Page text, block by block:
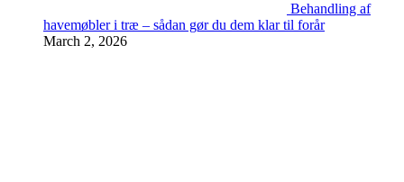
Behandling af
havemøbler i træ – sådan gør du dem klar til forår
March 2, 2026